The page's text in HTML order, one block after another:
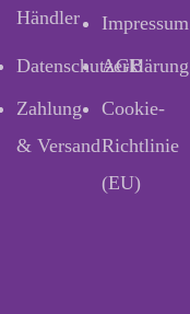
Händler
Impressum
Datenschutzerklärung
AGB
Zahlung
& Versand
Cookie-
Richtlinie
(EU)